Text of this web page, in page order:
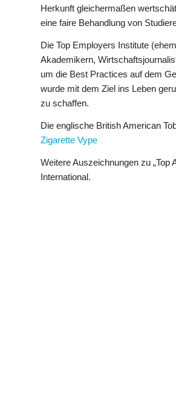
Herkunft gleichermaßen
eine faire Behandlung von
Die Top Employers Institute
Akademikern,
um die Best Practices auf dem
wurde mit dem Ziel ins Leben
zu schaffen.
Die englische British American
Zigarette Vype
Weitere Auszeichnungen zu „Top
International.